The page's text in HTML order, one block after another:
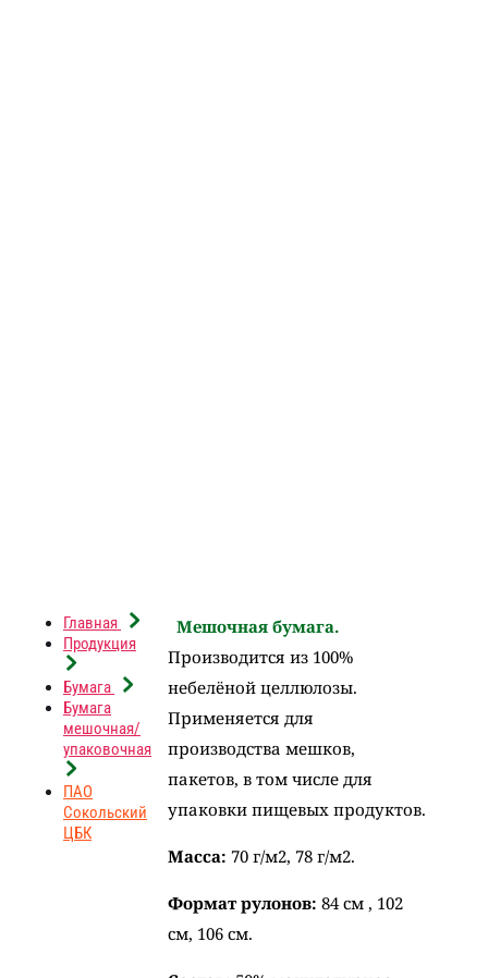
Главная
Продукция
Бумага
Бумага
мешочная/
упаковочная
ПАО
Сокольский
ЦБК
Мешочная бумага.
Производится из 100%
небелёной целлюлозы.
Применяется для
производства мешков,
пакетов, в том числе для
упаковки пищевых продуктов.
Масса: 70 г/м2, 78 г/м2.
Формат рулонов: 84 см , 102
см, 106 см.